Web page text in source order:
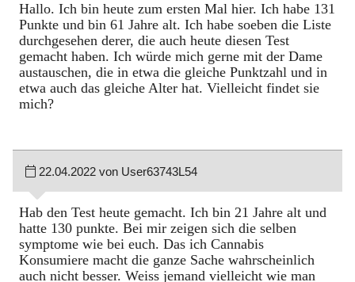
Hallo. Ich bin heute zum ersten Mal hier. Ich habe 131
Punkte und bin 61 Jahre alt. Ich habe soeben die Liste
durchgesehen derer, die auch heute diesen Test
gemacht haben. Ich würde mich gerne mit der Dame
austauschen, die in etwa die gleiche Punktzahl und in
etwa auch das gleiche Alter hat. Vielleicht findet sie
mich?
22.04.2022 von User63743L54
Hab den Test heute gemacht. Ich bin 21 Jahre alt und
hatte 130 punkte. Bei mir zeigen sich die selben
symptome wie bei euch. Das ich Cannabis
Konsumiere macht die ganze Sache wahrscheinlich
auch nicht besser. Weiss jemand vielleicht wie man